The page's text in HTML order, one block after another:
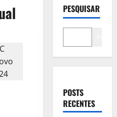
PESQUISAR
POSTS
RECENTES